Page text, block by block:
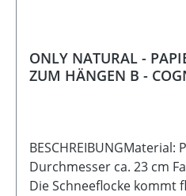
ONLY NATURAL -
ZUM HÄNGEN B -
Durchmesser ca. 23 cm
Die Schneeflocke kommt